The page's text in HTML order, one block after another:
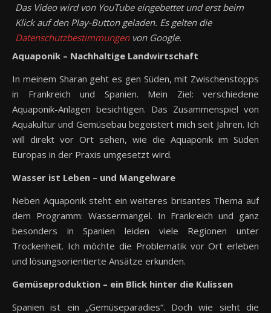
Das Video wird von YouTube eingebettet und erst beim
Klick auf den Play-Button geladen. Es gelten die
Datenschutzbestimmungenvon Google.
Aquaponik – Nachhaltige Landwirtschaft
In meinem Sharan geht es gen Süden, mit Zwischenstopps
in Frankreich und Spanien. Mein Ziel: verschiedene
Aquaponik-Anlagen besichtigen. Das Zusammenspiel von
Aquakultur und Gemüsebau begeistert mich seit Jahren. Ich
will direkt vor Ort sehen, wie die Aquaponik im Süden
Europas in der Praxis umgesetzt wird.
Wasser ist Leben – und Mangelware
Neben Aquaponik steht ein weiteres brisantes Thema auf
dem Programm: Wassermangel. In Frankreich und ganz
besonders in Spanien leiden viele Regionen unter
Trockenheit. Ich möchte die Problematik vor Ort erleben
und lösungsorientierte Ansätze erkunden.
Gemüseproduktion – ein Blick hinter die Kulissen
Spanien ist ein „Gemüseparadies“. Doch wie sieht die